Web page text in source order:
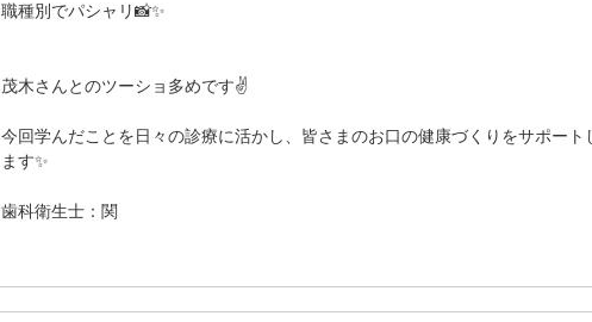
職種別でパシャリ📸✨
茂木さんとのツーショ多めです✌️
今回学んだことを日々の診療に活かし、皆さまのお口の健康づくりをサポート
ます✨
歯科衛生士：関